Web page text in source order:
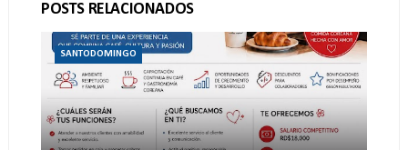
POSTS RELACIONADOS
SANTODOMINGO